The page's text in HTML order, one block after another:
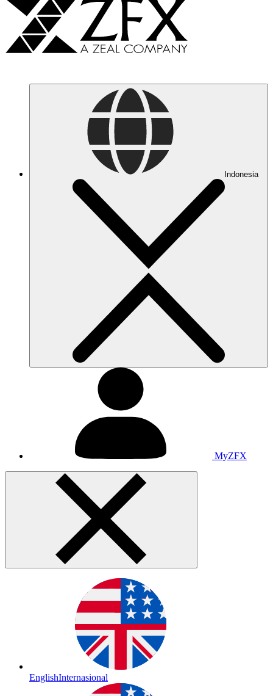
Indonesia
MyZFX
EnglishInternasional